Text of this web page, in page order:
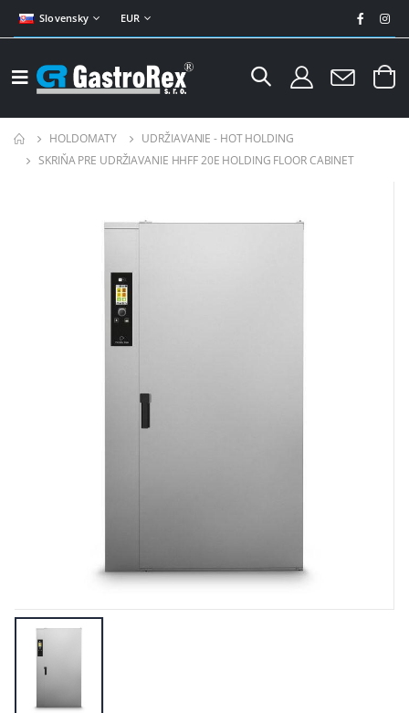
Slovensky EUR
HOLDOMATY
UDRŽIAVANIE - HOT HOLDING
SKRIŇA PRE UDRŽIAVANIE HHFF 20E HOLDING FLOOR CABINET